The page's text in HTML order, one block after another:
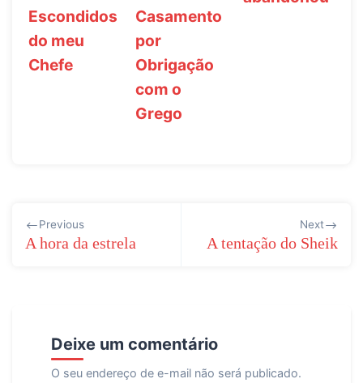
Escondidos
do meu
Chefe
Casamento
por
Obrigação
com o
Grego
de
Previous
A hora da estrela
Next
A tentação do Sheik
Deixe um comentário
O seu endereço de e-mail não será publicado.